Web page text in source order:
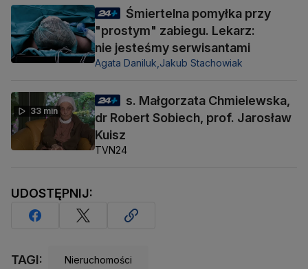
Śmiertelna pomyłka przy
"prostym" zabiegu. Lekarz:
nie jesteśmy serwisantami
Agata Daniluk,Jakub Stachowiak
33 min
s. Małgorzata Chmielewska,
dr Robert Sobiech, prof. Jarosław
Kuisz
TVN24
UDOSTĘPNIJ:
TAGI: Nieruchomości